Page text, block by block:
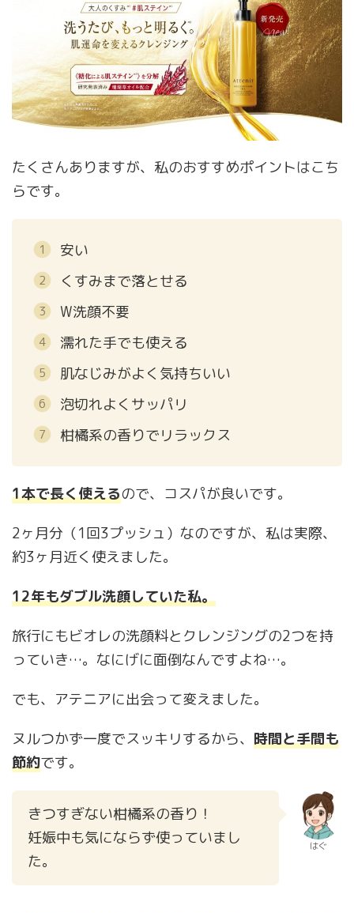
たくさんありますが、私のおすすめポイントはこち
らです。
安い
くすみまで落とせる
W洗顔不要
濡れた手でも使える
肌なじみがよく気持ちいい
泡切れよくサッパリ
柑橘系の香りでリラックス
1本で長く使えるので、コスパが良いです。
2ヶ月分（1回3プッシュ）なのですが、私は実際、
約3ヶ月近く使えました。
12年もダブル洗顔していた私。
旅行にもビオレの洗顔料とクレンジングの2つを持
っていき…。なにげに面倒なんですよね…。
でも、アテニアに出会って変えました。
ヌルつかず一度でスッキリするから、 時間と手間も
節約です。
きつすぎない柑橘系の香り！
妊娠中も気にならず使っていまし
た。
はぐ